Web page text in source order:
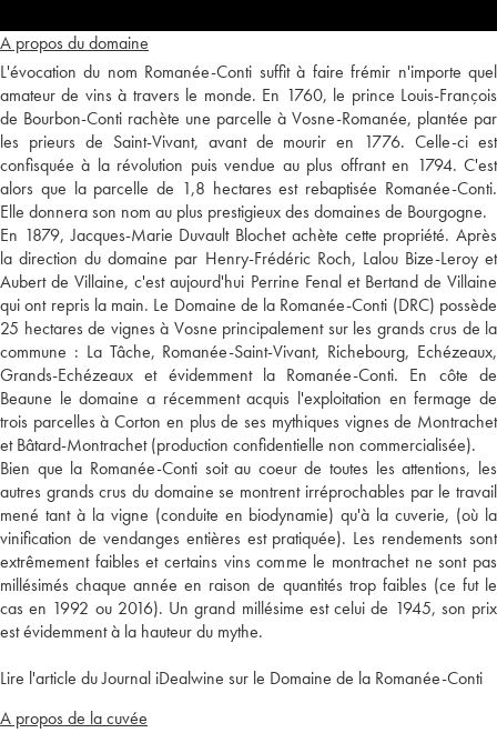
A propos du domaine
L'évocation du nom Romanée-Conti suffit à faire frémir n'importe quel
amateur de vins à travers le monde. En 1760, le prince Louis-François
de Bourbon-Conti rachète une parcelle à Vosne-Romanée, plantée par
les prieurs de Saint-Vivant, avant de mourir en 1776. Celle-ci est
confisquée à la révolution puis vendue au plus offrant en 1794. C'est
alors que la parcelle de 1,8 hectares est rebaptisée Romanée-Conti.
Elle donnera son nom au plus prestigieux des domaines de Bourgogne.
En 1879, Jacques-Marie Duvault Blochet achète cette propriété. Après
la direction du domaine par Henry-Frédéric Roch, Lalou Bize-Leroy et
Aubert de Villaine, c'est aujourd'hui Perrine Fenal et Bertand de Villaine
qui ont repris la main. Le Domaine de la Romanée-Conti (DRC) possède
25 hectares de vignes à Vosne principalement sur les grands crus de la
commune : La Tâche, Romanée-Saint-Vivant, Richebourg, Echézeaux,
Grands-Echézeaux et évidemment la Romanée-Conti. En côte de
Beaune le domaine a récemment acquis l'exploitation en fermage de
trois parcelles à Corton en plus de ses mythiques vignes de Montrachet
et Bâtard-Montrachet (production confidentielle non commercialisée).
Bien que la Romanée-Conti soit au coeur de toutes les attentions, les
autres grands crus du domaine se montrent irréprochables par le travail
mené tant à la vigne (conduite en biodynamie) qu'à la cuverie, (où la
vinification de vendanges entières est pratiquée). Les rendements sont
extrêmement faibles et certains vins comme le montrachet ne sont pas
millésimés chaque année en raison de quantités trop faibles (ce fut le
cas en 1992 ou 2016). Un grand millésime est celui de 1945, son prix
est évidemment à la hauteur du mythe.
Lire l'article du Journal iDealwine sur le Domaine de la Romanée-Conti
A propos de la cuvée